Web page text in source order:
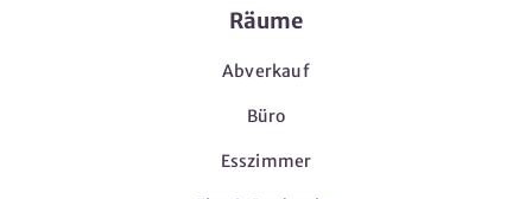
Räume
Abverkauf
Büro
Esszimmer